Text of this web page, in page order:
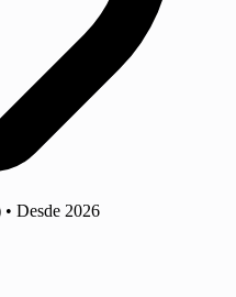
• Desde 2026